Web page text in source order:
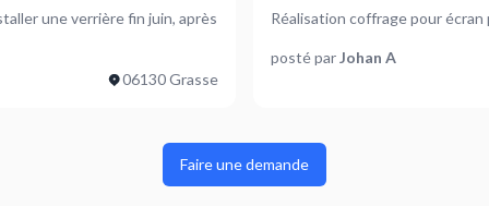
une verrière fin juin, après
06130 Grasse
Réalisation coffrage pour écran
posté parJohan A
Faire une demande